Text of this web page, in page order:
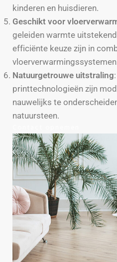
kinderen en huisdieren.
Geschikt voor
geleiden warmte
efficiënte keuze zijn in
Natuurgetrouwe uitstraling
printtechnologieën zijn
nauwelijks te
natuursteen.